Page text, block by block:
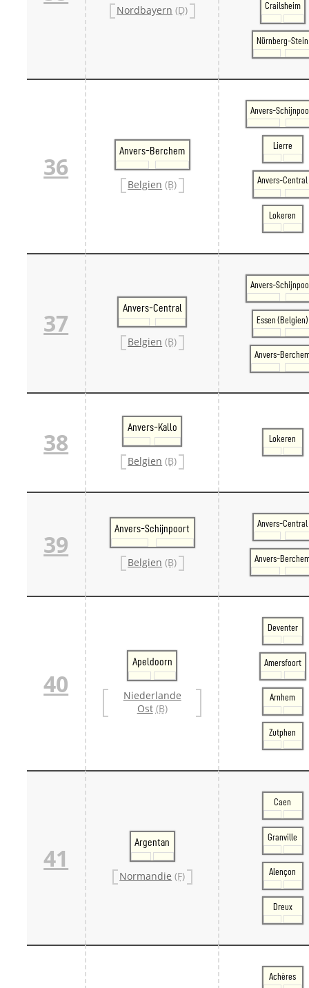
Nordbayern (D) Crailsheim
Nürnberg-Stein
36
Anvers-Berchem
Belgien (B)
Anvers-
Lierre
Anvers-Central
Lokeren
37
Anvers-Central
Belgien (B)
Anvers-
Essen (Belgien)
Anvers-
38
Anvers-Kallo
Belgien (B)
Lokeren
39
Anvers-Schijnpoort
Belgien (B)
Anvers-Central
Anvers-
40
Apeldoorn
Niederlande
Ost (B)
Deventer
Amersfoort
Arnhem
Zutphen
41
Argentan
Normandie (F)
Caen
Granville
Alençon
Dreux
Achères